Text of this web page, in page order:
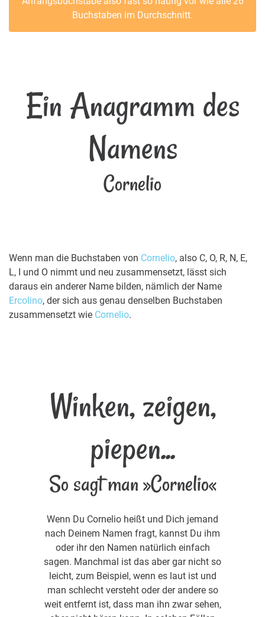
Buchstaben im Durchschnitt.
Ein Anagramm des
Namens
Cornelio
Wenn man die Buchstaben von Cornelio, also C, O, R, N, E,
L, I und O nimmt und neu zusammensetzt, lässt sich
daraus ein anderer Name bilden, nämlich der Name
Ercolino, der sich aus genau denselben Buchstaben
zusammensetzt wie Cornelio.
Winken, zeigen,
piepen...
So sagt man »Cornelio«
Wenn Du Cornelio heißt und Dich jemand
nach Deinem Namen fragt, kannst Du ihm
oder ihr den Namen natürlich einfach
sagen. Manchmal ist das aber gar nicht so
leicht, zum Beispiel, wenn es laut ist und
man schlecht versteht oder der andere so
weit entfernt ist, dass man ihn zwar sehen,